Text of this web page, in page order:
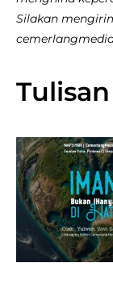
Silakan